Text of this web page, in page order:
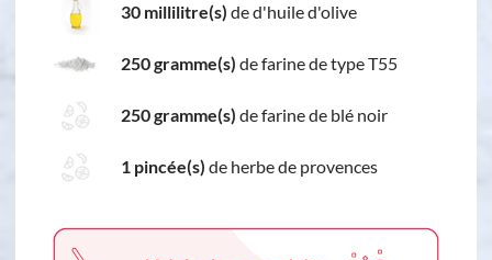
30 millilitre(s) de d'huile d'olive
250 gramme(s) de farine de type T55
250 gramme(s) de farine de blé noir
1 pincée(s) de herbe de provences